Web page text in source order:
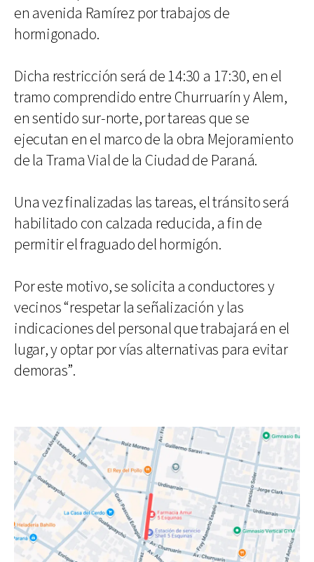
en avenida Ramírez por trabajos de
hormigonado.
Dicha restricción será de 14:30 a 17:30, en el
tramo comprendido entre Churruarín y Alem,
en sentido sur-norte, por tareas que se
ejecutan en el marco de la obra Mejoramiento
de la Trama Vial de la Ciudad de Paraná.
Una vez finalizadas las tareas, el tránsito será
habilitado con calzada reducida, a fin de
permitir el fraguado del hormigón.
Por este motivo, se solicita a conductores y
vecinos “respetar la señalización y las
indicaciones del personal que trabajará en el
lugar, y optar por vías alternativas para evitar
demoras”.